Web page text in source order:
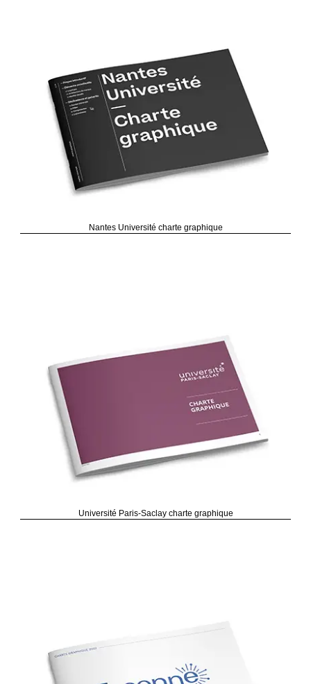
Nantes Université charte graphique
Université Paris-Saclay charte graphique